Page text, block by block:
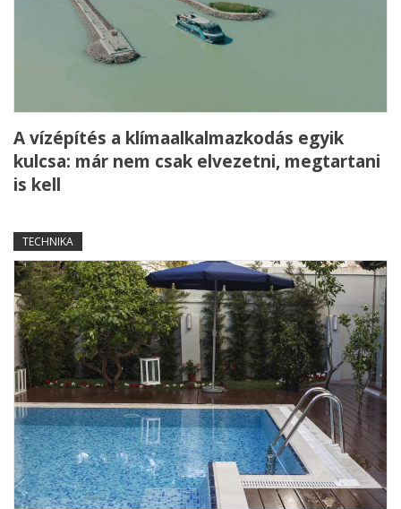
A vízépítés a klímaalkalmazkodás egyik
kulcsa: már nem csak elvezetni, megtartani
is kell
TECHNIKA